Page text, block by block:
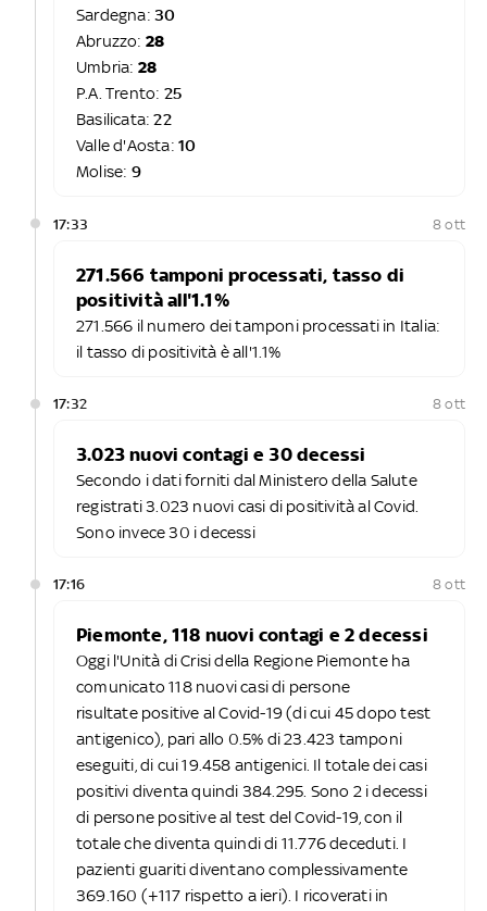
Sardegna: 30
Abruzzo: 28
Umbria: 28
P.A. Trento: 25
Basilicata:22
Valle d'Aosta: 10
Molise: 9
17:33 8 ott
271.566 tamponi processati, tasso di
positività all'1.1%
271.566 il numero dei tamponi processati in Italia:
il tasso di positività è all'1.1%
17:32 8 ott
3.023 nuovi contagi e 30 decessi
Secondo i dati forniti dal Ministero della Salute
registrati 3.023 nuovi casi di positività al Covid.
Sono invece 30 i decessi
17:16 8 ott
Piemonte, 118 nuovi contagi e 2 decessi
Oggi l'Unità di Crisi della Regione Piemonte ha
comunicato 118 nuovi casi di persone
risultate positive al Covid-19 (di cui 45 dopo test
antigenico), pari allo 0.5% di 23.423 tamponi
eseguiti, di cui 19.458 antigenici. Il totale dei casi
positivi diventa quindi 384.295. Sono 2 i decessi
di persone positive al test del Covid-19, con il
totale che diventa quindi di 11.776 deceduti. I
pazienti guariti diventano complessivamente
369.160 (+117 rispetto a ieri). I ricoverati in